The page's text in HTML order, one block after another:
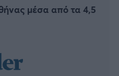
μέσα από τα 4,5